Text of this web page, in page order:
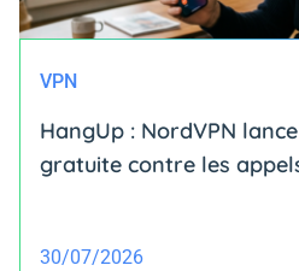
VPN
HangUp : NordVPN
gratuite contre les
30/07/2026